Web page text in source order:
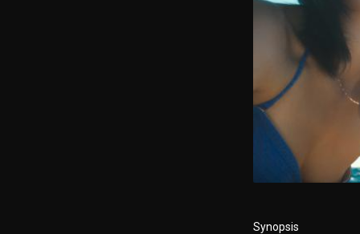
Synopsis